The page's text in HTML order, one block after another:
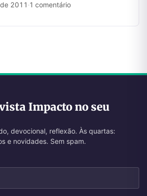
2011 ·1 comentário
Impacto no seu
devocional, reflexão. Às quartas:
e novidades. Sem spam.